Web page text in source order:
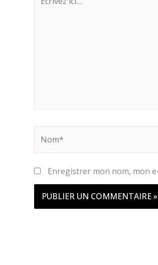
ici…
Enregistrer mon nom, mon